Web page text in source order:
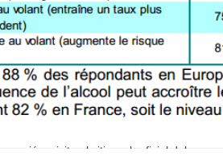
visite el sitio web oficial del